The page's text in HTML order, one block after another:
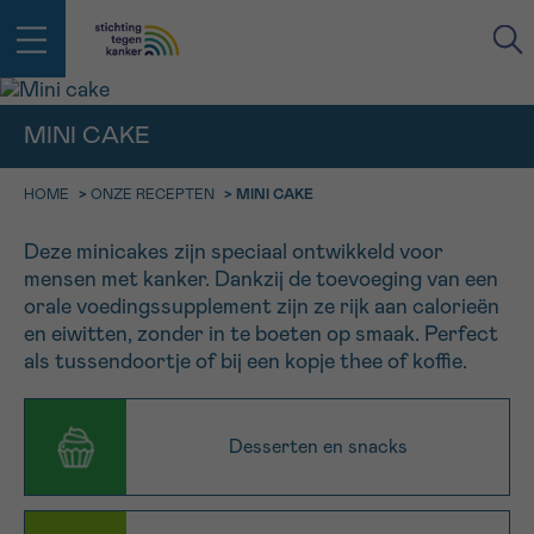
MINI CAKE
HOME > ONZE RECEPTEN > MINI CAKE
Deze minicakes zijn speciaal ontwikkeld voor
mensen met kanker. Dankzij de toevoeging van een
orale voedingssupplement zijn ze rijk aan calorieën
en eiwitten, zonder in te boeten op smaak. Perfect
als tussendoortje of bij een kopje thee of koffie.
Desserten en snacks
EMAIL
NAAM
VOORNAAM
IN DE STRIJD TEGEN KANKER STA
JE NIET ALLEEN
Professionele medewerkers beantwoorden je vragen
Contacteer ons gratis
Bel ons op 0800 15 802
ma-vrij 9u tot 18u
geen enkele diagnose
TERUG
Afspraak Vraag Gegevens Bevestiging
KIES DE TIJDSSPANNE VAN JE AFSPRAAK
11h-13h